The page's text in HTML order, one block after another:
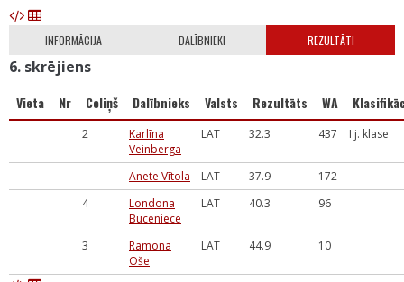
INFORMĀCIJA DALĪBNIEKI REZULTĀTI
6. skrējiens
Vieta Nr Celiņš Dalībnieks Valsts Rezultāts WA
2
Karlīna
Veinberga
LAT 32.3 437 I j. klase
Anete Vītola LAT 37.9
172
4
Londona
Buceniece
LAT 40.3 96
3
Ramona
Oše
LAT 44.9 10